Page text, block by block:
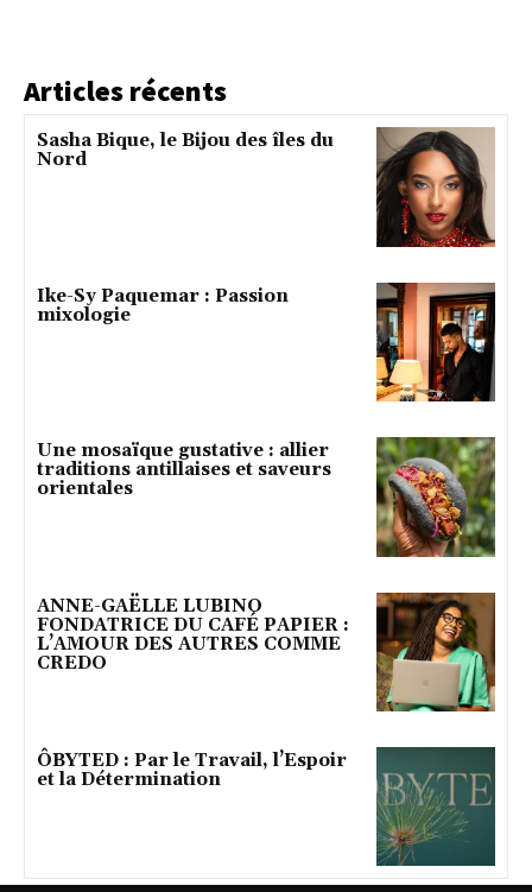
Articles récents
Sasha Bique, le Bijou des îles du
Nord
Ike-Sy Paquemar : Passion
mixologie
Une mosaïque gustative : allier
traditions antillaises et saveurs
orientales
ANNE-GAËLLE LUBINO
FONDATRICE DU CAFÉ PAPIER :
L’AMOUR DES AUTRES COMME
CREDO
ÔBYTED : Par le Travail, l’Espoir
et la Détermination